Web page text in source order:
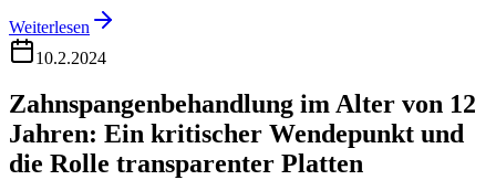
Weiterlesen
10.2.2024
Zahnspangenbehandlung im Alter von 12
Jahren: Ein kritischer Wendepunkt und
die Rolle transparenter Platten